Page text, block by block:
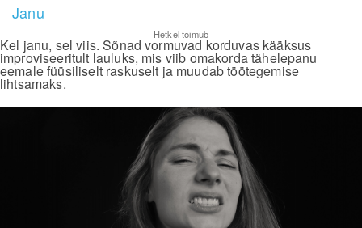
Janu
Hetkel toimub
Kel janu, sel viis. Sõnad vormuvad korduvas kääksus
improviseeritult lauluks, mis viib omakorda tähelepanu
eemale füüsiliselt raskuselt ja muudab töötegemise
lihtsamaks.